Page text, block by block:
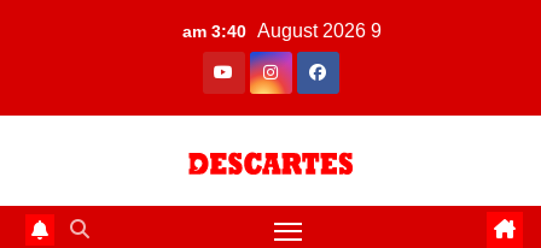
9 August 2026
3:40 am